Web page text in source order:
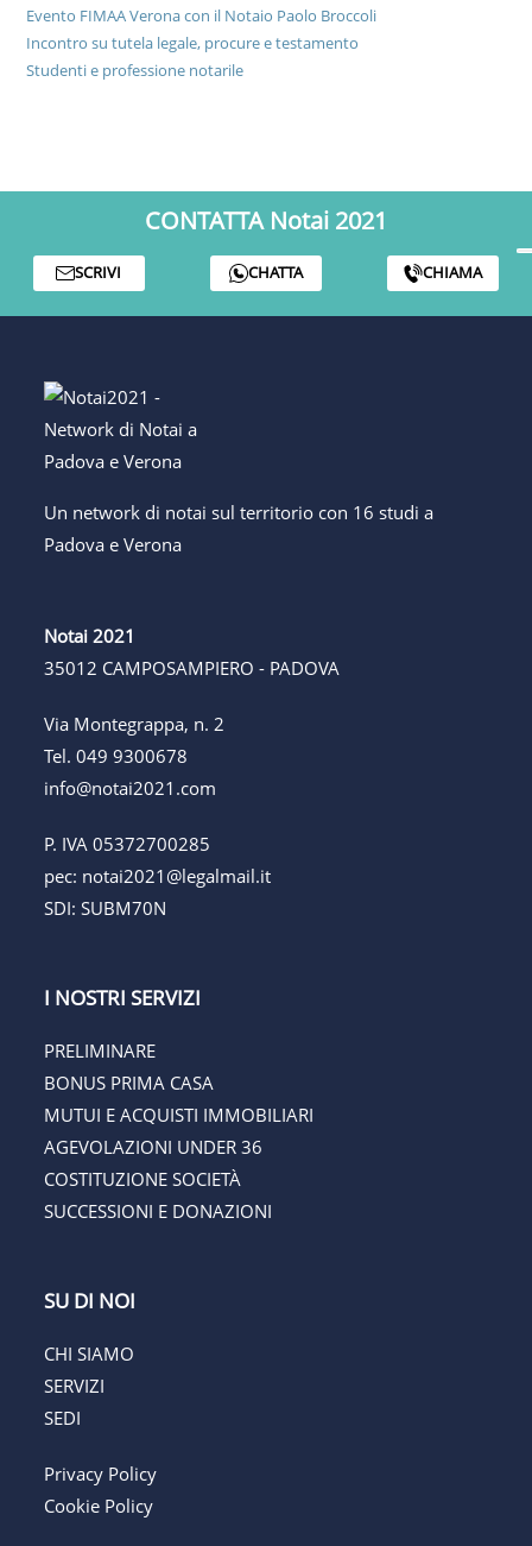
Evento FIMAA Verona con il Notaio Paolo Broccoli
Incontro su tutela legale, procure e testamento
Studenti e professione notarile
CONTATTA Notai 2021
SCRIVI CHATTA CHIAMA
Un network di notai sul territorio con 16 studi a
Padova e Verona
Notai 2021
35012 CAMPOSAMPIERO - PADOVA
Via Montegrappa, n. 2
Tel.049 9300678
info@notai2021.com
P. IVA 05372700285
pec: notai2021@legalmail.it
SDI: SUBM70N
I NOSTRI SERVIZI
PRELIMINARE
BONUS PRIMA CASA
MUTUI E ACQUISTI IMMOBILIARI
AGEVOLAZIONI UNDER 36
COSTITUZIONE SOCIETÀ
SUCCESSIONI E DONAZIONI
SU DI NOI
CHI SIAMO
SERVIZI
SEDI
Privacy Policy
Cookie Policy